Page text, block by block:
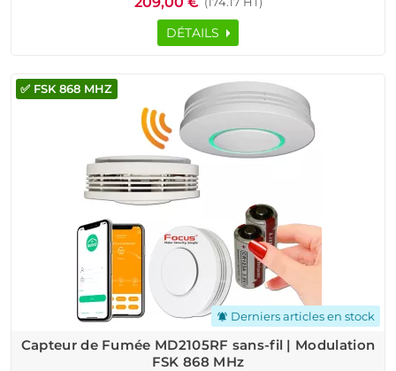
couverture complète.
Doté d’une transmission FSK 868 MHz, il garantit une
communication stable et sécurisée. Ce pack inclut une
gestion intuitive et un contrôle précis.
Sans abonnement, il fonctionne avec une carte SIM et une
application iOS/Android, permettant une gestion à distance
simplifiée. Facile à installer, il s’adapte aux besoins des
particuliers et des professionnels.
Avec un SAV réactif, disponible du lundi au samedi, de 8h à
20h, bénéficiez d’un accompagnement personnalisé. Optez
pour une sécurité fiable, évolutive et abordable avec Alarme-
et-Videosurveillance.fr !
DÉTAILS
notifications_active Derniers articles en stock
✅ FSK 868 MHZ
Capteur de Fumée MD2105RF sans-fil | Modulation
FSK 868 MHz